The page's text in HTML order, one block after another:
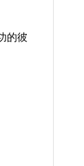
的彼